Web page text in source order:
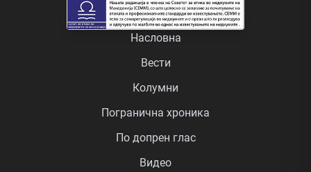
Насловна
Вести
Колумни
Погранична хроника
По допрен глас
Видео